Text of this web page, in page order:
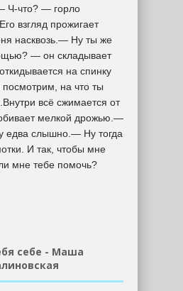
Ч-что? — горло
взгляд прожигает
насквозь.— Ну ты же
— он складывает
на спинку
на что ты
всё сжимается от
мелкой дрожью.—
едва слышно.— Ну тогда
И так, чтобы мне
мне тебе помочь?
себе - Маша